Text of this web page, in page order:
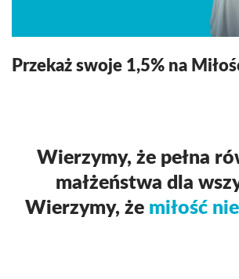
Przekaż swoje 1,5% na
Wierzymy, że pełna
małżeństwa dla
Wierzymy, że miłość